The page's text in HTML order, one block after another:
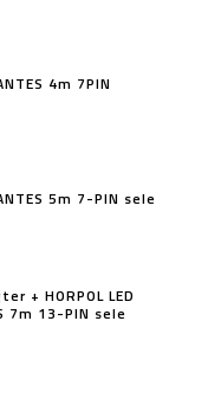
4m 7PIN
5m 7-PIN sele
+ HORPOL LED
7m 13-PIN sele